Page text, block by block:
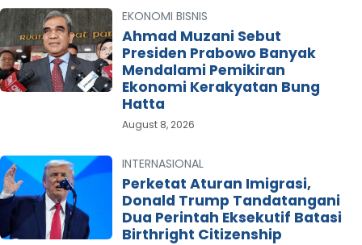
EKONOMI BISNIS
Ahmad Muzani Sebut
Presiden Prabowo Banyak
Mendalami Pemikiran
Ekonomi Kerakyatan Bung
Hatta
August 8, 2026
INTERNASIONAL
Perketat Aturan Imigrasi,
Donald Trump Tandatangani
Dua Perintah Eksekutif Batasi
Birthright Citizenship